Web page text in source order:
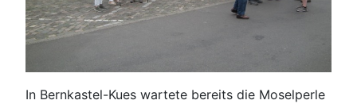
In Bernkastel-Kues wartete bereits die Moselperle